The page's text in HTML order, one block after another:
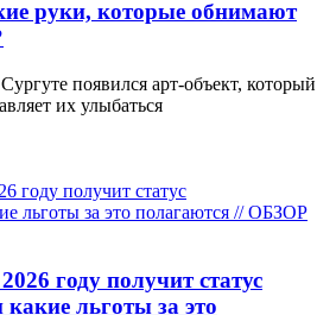
руки, которые обнимают
появился арт-объект, который
их улыбаться
году получит статус
какие льготы за это